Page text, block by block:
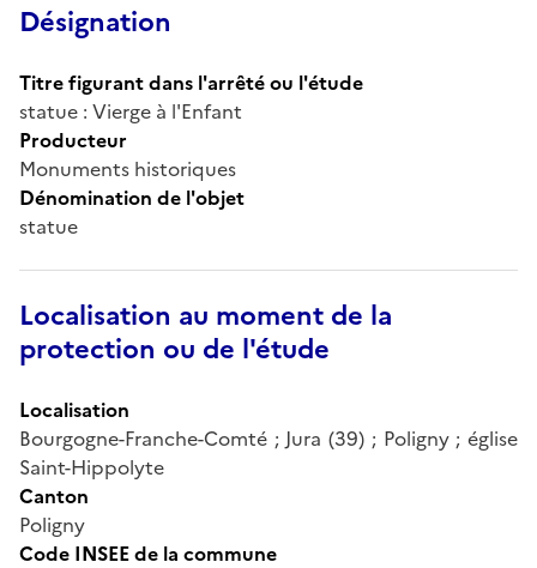
Désignation
Titre figurant dans l'arrêté ou l'étude
statue : Vierge à l'Enfant
Producteur
Monuments historiques
Dénomination de l'objet
statue
Localisation au moment de la
protection ou de l'étude
Localisation
Bourgogne-Franche-Comté ; Jura (39) ; Poligny ; église
Saint-Hippolyte
Canton
Poligny
Code INSEE de la commune